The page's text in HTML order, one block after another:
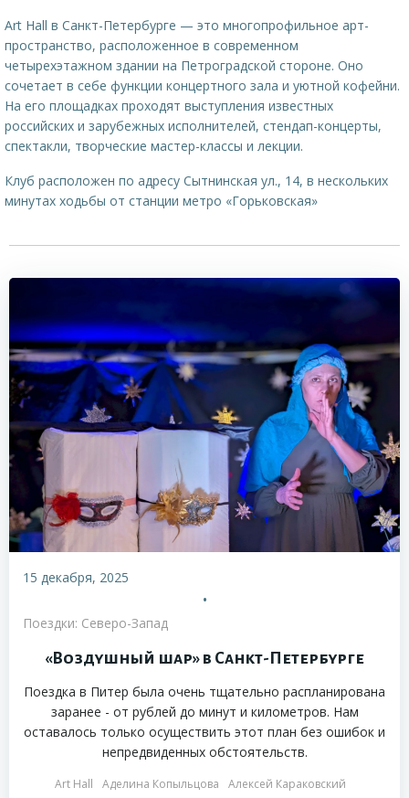
Art Hall в Санкт-Петербурге — это многопрофильное арт-
пространство, расположенное в современном
четырехэтажном здании на Петроградской стороне. Оно
сочетает в себе функции концертного зала и уютной кофейни.
На его площадках проходят выступления известных
российских и зарубежных исполнителей, стендап-концерты,
спектакли, творческие мастер-классы и лекции.
Клуб расположен по адресу Сытнинская ул., 14, в нескольких
минутах ходьбы от станции метро «Горьковская»
15 декабря, 2025
•
Поездки: Северо-Запад
«Воздушный шар» в Санкт-Петербурге
Поездка в Питер была очень тщательно распланирована
заранее - от рублей до минут и километров. Нам
оставалось только осуществить этот план без ошибок и
непредвиденных обстоятельств.
Art Hall Аделина Копыльцова
Алексей Караковский